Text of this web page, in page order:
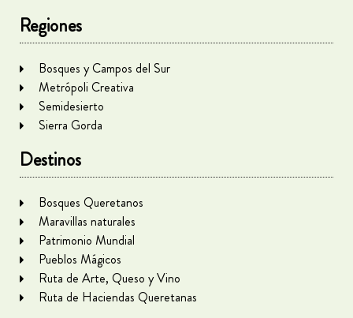
Regiones
Bosques y Campos del Sur
Metrópoli Creativa
Semidesierto
Sierra Gorda
Destinos
Bosques Queretanos
Maravillas naturales
Patrimonio Mundial
Pueblos Mágicos
Ruta de Arte, Queso y Vino
Ruta de Haciendas Queretanas